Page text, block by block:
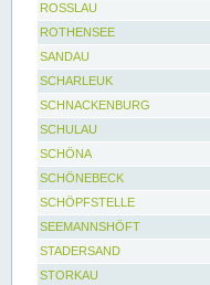
ROSSLAU
ROTHENSEE
SANDAU
SCHARLEUK
SCHNACKENBURG
SCHULAU
SCHÖNA
SCHÖNEBECK
SCHÖPFSTELLE
SEEMANNSHÖFT
STADERSAND
STORKAU